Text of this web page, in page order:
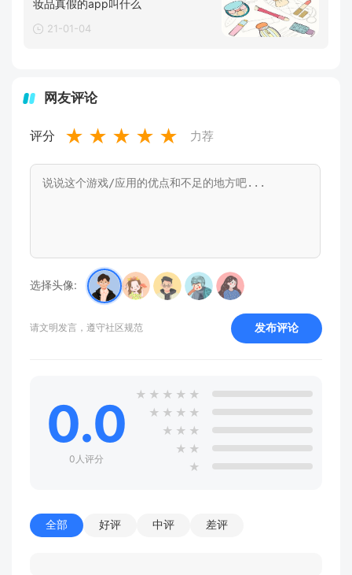
妆品真假的app叫什么
21-01-04
网友评论
评分 ★ ★ ★ ★ ★ 力荐
选择头像:
请文明发言，遵守社区规范 发布评论
0.0
0人评分
★ ★ ★ ★ ★
★ ★ ★ ★
★ ★ ★
★ ★
★
全部 好评 中评 差评